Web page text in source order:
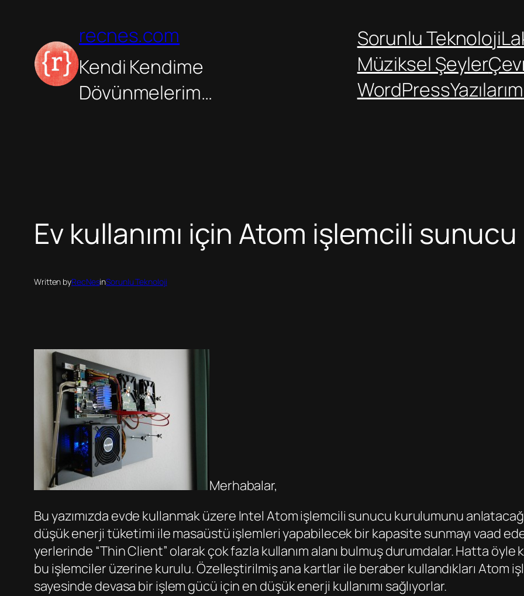
recnes.com
Kendi Kendime
Dövünmelerim…
Sorunlu Teknoloji
Müziksel Şeyler
WordPressYazılarım
Ev kullanımı için Atom işlemcili
Written byRecNesinSorunlu Teknoloji
Merhabalar,
Bu yazımızda evde kullanmak üzere Intel Atom işlemcili sunucu kurulumunu
düşük enerji tüketimi ile masaüstü işlemleri yapabilecek bir kapasite sunmayı vaad
yerlerinde “Thin Client” olarak çok fazla kullanım alanı bulmuş durumdalar. Hatta öyle
bu işlemciler üzerine kurulu. Özelleştirilmiş ana kartlar ile beraber kullandıkları Atom
sayesinde devasa bir işlem gücü için en düşük enerji kullanımı sağlıyorlar.